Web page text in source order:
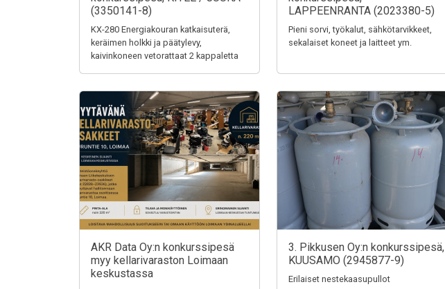
(3350141-8)
KX-280 Energiakouran katkaisuterä,
keräimen holkki ja päätylevy,
kaivinkoneen vetorattaat 2 kappaletta
LAPPEENRANTA (2023380-5)
Pieni sorvi, työkalut, sähkötarvikkeet,
sekalaiset koneet ja laitteet ym.
AKR Data Oy:n konkurssipesä
myy kellarivaraston Loimaan
keskustassa
3. Pikkusen Oy:n konkurssipesä,
KUUSAMO (2945877-9)
Erilaiset nestekaasupullot